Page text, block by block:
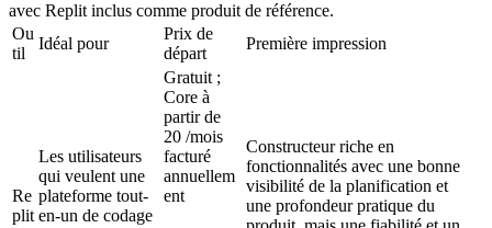
avec Replit inclus comme produit de référence.
Ou
til
Idéal pour
Prix de
départ
Première impression
Re
plit
Les utilisateurs
qui veulent une
plateforme tout-
en-un de codage
Gratuit ;
Core à
partir de
20 /mois
facturé
annuellem
ent
Constructeur riche en
fonctionnalités avec une bonne
visibilité de la planification et
une profondeur pratique du